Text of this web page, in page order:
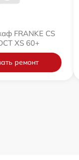
FRANKE CS
XS 60+
ремонт